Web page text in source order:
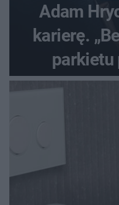
Adam
karierę.
parkietu